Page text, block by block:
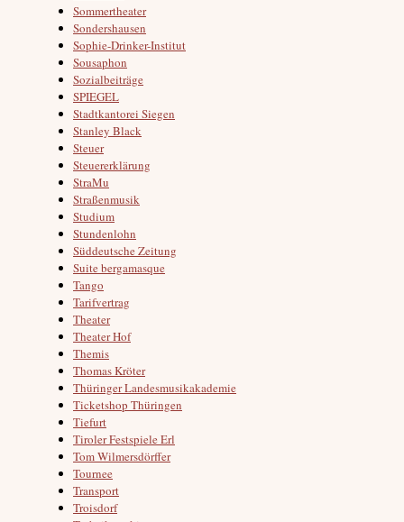
Sommertheater
Sondershausen
Sophie-Drinker-Institut
Sousaphon
Sozialbeiträge
SPIEGEL
Stadtkantorei Siegen
Stanley Black
Steuer
Steuererklärung
StraMu
Straßenmusik
Studium
Stundenlohn
Süddeutsche Zeitung
Suite bergamasque
Tango
Tarifvertrag
Theater
Theater Hof
Themis
Thomas Kröter
Thüringer Landesmusikakademie
Ticketshop Thüringen
Tiefurt
Tiroler Festspiele Erl
Tom Wilmersdörffer
Tournee
Transport
Troisdorf